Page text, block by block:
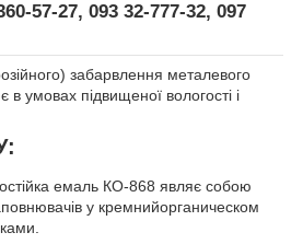
57-27, 093 32-777-32, 097
забарвлення металевого
умовах підвищеної вологості і
емаль КО-868 являє собою
у кремнийорганическом